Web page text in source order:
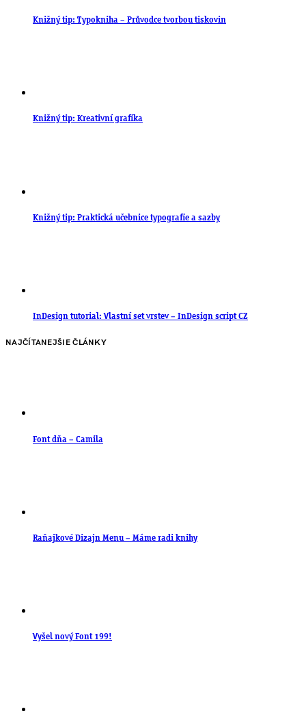
Knižný tip: Typokniha – Průvodce tvorbou tiskovin
Knižný tip: Kreativní grafika
Knižný tip: Praktická učebnice typografie a sazby
InDesign tutorial: Vlastní set vrstev – InDesign script CZ
NAJČÍTANEJŠIE ČLÁNKY
Font dňa – Camila
Raňajkové Dizajn Menu – Máme radi knihy
Vyšel nový Font 199!